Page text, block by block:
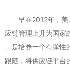
早在2012年，美
应链管理上升为国家
二是培养一个有弹性
跟随，将供应链平台